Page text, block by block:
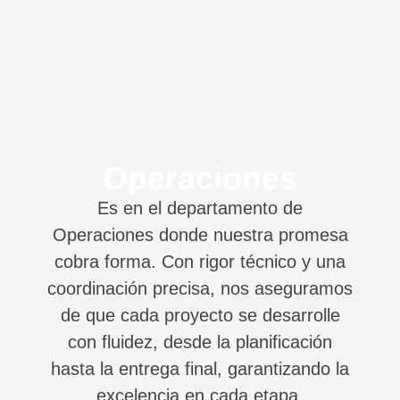
Es en el departamento de
Operaciones donde nuestra promesa
cobra forma. Con rigor técnico y una
coordinación precisa, nos aseguramos
de que cada proyecto se desarrolle
con fluidez, desde la planificación
hasta la entrega final, garantizando la
excelencia en cada etapa.